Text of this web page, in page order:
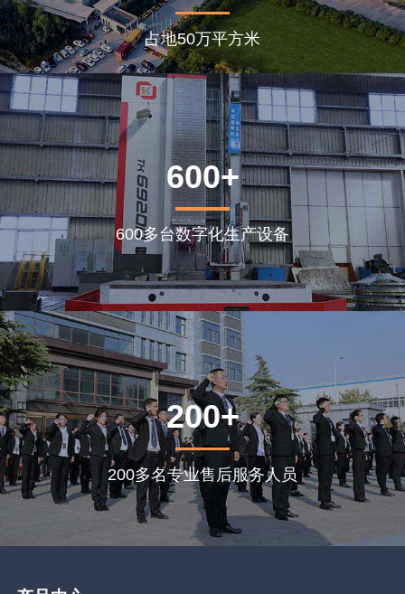
占地50万平方米
600+
600多台数字化生产设备
200+
200多名专业售后服务人员